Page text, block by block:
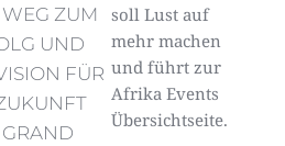
WEG ZUM
UND
FÜR
soll Lust auf
mehr machen
und führt zur
Afrika Events
Übersichtseite.